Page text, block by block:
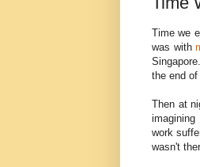
Time we
was with
the end of
Then at
work
wasn't